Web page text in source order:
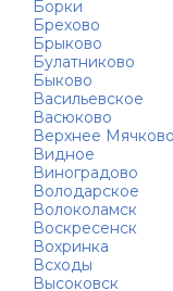
Борки
Брехово
Брыково
Булатниково
Быково
Васильевское
Васюково
Верхнее Мячково
Видное
Виноградово
Володарское
Волоколамск
Воскресенск
Вохринка
Всходы
Высоковск